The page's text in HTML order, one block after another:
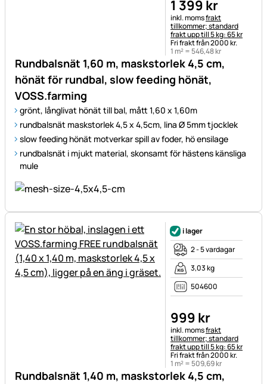
Rundbalsnät 1,60 m, maskstorlek 4,5 cm,
hönät för rundbal, slow feeding hönät,
VOSS.farming
grönt, långlivat hönät till bal, mått 1,60 x 1,60m
rundbalsnät maskstorlek 4,5 x 4,5cm, lina Ø 5mm tjocklek
slow feeding hönät motverkar spill av foder, hö ensilage
rundbalsnät i mjukt material, skonsamt för hästens känsliga
mule
1 399 kr
Skatteinformation:
inkl. momsfrakt
tillkommer; standard
frakt upp till 5 kg: 65 kr
Fri frakt från 2000 kr.
1 m² = 546,48kr
Rundbalsnät 1,40 m, maskstorlek 4,5 cm,
i lager
2 - 5 vardagar
3,03 kg
504600
999 kr
Skatteinformation:
inkl. momsfrakt
tillkommer; standard
frakt upp till 5 kg: 65 kr
Fri frakt från 2000 kr.
1 m² = 509,69kr